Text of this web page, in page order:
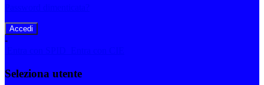
-
Seleziona utente